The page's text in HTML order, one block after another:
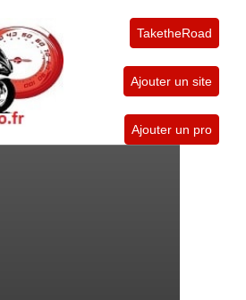
TaketheRoad
Ajouter un site
Ajouter un pro